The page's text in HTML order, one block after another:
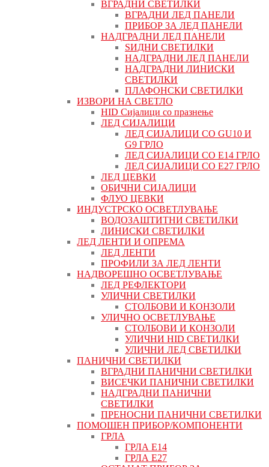
ВГРАДНИ СВЕТИЛКИ
ВГРАДНИ ЛЕД ПАНЕЛИ
ПРИБОР ЗА ЛЕД ПАНЕЛИ
НАДГРАДНИ ЛЕД ПАНЕЛИ
ЅИДНИ СВЕТИЛКИ
НАДГРАДНИ ЛЕД ПАНЕЛИ
НАДГРАДНИ ЛИНИСКИ
СВЕТИЛКИ
ПЛАФОНСКИ СВЕТИЛКИ
ИЗВОРИ НА СВЕТЛО
HID Сијалици со празнење
ЛЕД СИЈАЛИЦИ
ЛЕД СИЈАЛИЦИ СО GU10 И
G9 ГРЛО
ЛЕД СИЈАЛИЦИ СО Е14 ГРЛО
ЛЕД СИЈАЛИЦИ СО Е27 ГРЛО
ЛЕД ЦЕВКИ
ОБИЧНИ СИЈАЛИЦИ
ФЛУО ЦЕВКИ
ИНДУСТРСКО ОСВЕТЛУВАЊЕ
ВОДОЗАШТИТНИ СВЕТИЛКИ
ЛИНИСКИ СВЕТИЛКИ
ЛЕД ЛЕНТИ И ОПРЕМА
ЛЕД ЛЕНТИ
ПРОФИЛИ ЗА ЛЕД ЛЕНТИ
НАДВОРЕШНО ОСВЕТЛУВАЊЕ
ЛЕД РЕФЛЕКТОРИ
УЛИЧНИ СВЕТИЛКИ
СТОЛБОВИ И КОНЗОЛИ
УЛИЧНО ОСВЕТЛУВАЊЕ
СТОЛБОВИ И КОНЗОЛИ
УЛИЧНИ HID СВЕТИЛКИ
УЛИЧНИ ЛЕД СВЕТИЛКИ
ПАНИЧНИ СВЕТИЛКИ
ВГРАДНИ ПАНИЧНИ СВЕТИЛКИ
ВИСЕЧКИ ПАНИЧНИ СВЕТИЛКИ
НАДГРАДНИ ПАНИЧНИ
СВЕТИЛКИ
ПРЕНОСНИ ПАНИЧНИ СВЕТИЛКИ
ПОМОШЕН ПРИБОР/КОМПОНЕНТИ
ГРЛА
ГРЛА Е14
ГРЛА Е27